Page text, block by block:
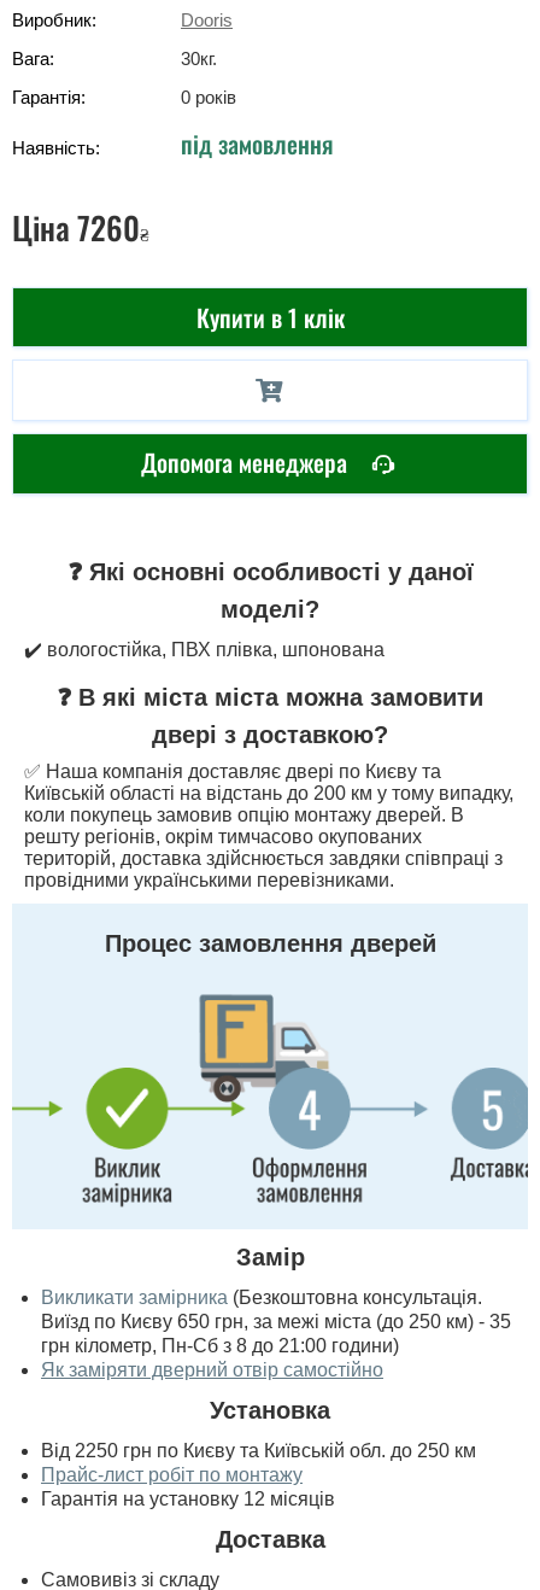
Виробник:
Dooris
Вага:
30кг.
Гарантія:
0 років
Наявність: під замовлення
Ціна7260₴
Купити в 1 клік
Допомога менеджера
❓ Які основні особливості у даної
моделі?
✔️ вологостійка, ПВХ плівка, шпонована
❓ В які міста міста можна замовити
двері з доставкою?
✅ Наша компанія доставляє двері по Києву та
Київській області на відстань до 200 км у тому випадку,
коли покупець замовив опцію монтажу дверей. В
решту регіонів, окрім тимчасово окупованих
територій, доставка здійснюється завдяки співпраці з
провідними українськими перевізниками.
Процес замовлення дверей
Замір
Викликати замірника (Безкоштовна консультація.
Виїзд по Києву 650 грн, за межі міста (до 250 км) - 35
грн кілометр, Пн-Сб з 8 до 21:00 години)
Як заміряти дверний отвір самостійно
Установка
Від 2250 грн по Києву та Київській обл. до 250 км
Прайс-лист робіт по монтажу
Гарантія на установку 12 місяців
Доставка
Самовивіз зі складу